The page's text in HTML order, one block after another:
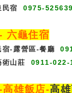
民宿
0975-525639
六龜住宿
宿-露營區-餐廳
術山莊
0911-022-
高雄飯店-高